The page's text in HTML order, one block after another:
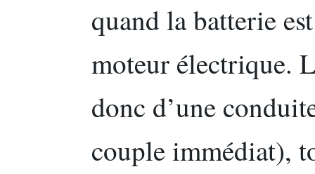
quand la batterie
moteur électrique.
donc d’une
couple immédiat),